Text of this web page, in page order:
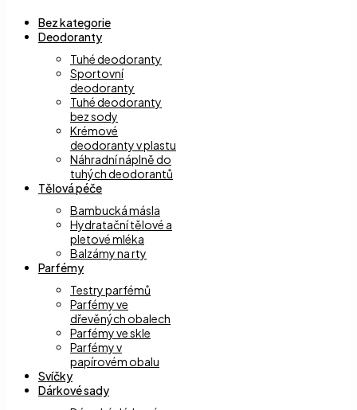
Bez kategorie
Deodoranty
Tuhé deodoranty
Sportovní
deodoranty
Tuhé deodoranty
bez sody
Krémové
deodoranty v plastu
Náhradní náplně do
tuhých deodorantů
Tělová péče
Bambucká másla
Hydratační tělové a
pletové mléka
Balzámy na rty
Parfémy
Testry parfémů
Parfémy ve
dřevěných obalech
Parfémy ve skle
Parfémy v
papírovém obalu
Svíčky
Dárkové sady